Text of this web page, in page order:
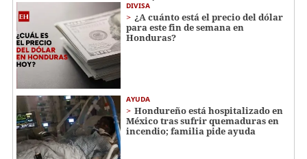
DIVISA
¿A cuánto está el precio del dólar
para este fin de semana en
Honduras?
AYUDA
Hondureño está hospitalizado en
México tras sufrir quemaduras en
incendio; familia pide ayuda